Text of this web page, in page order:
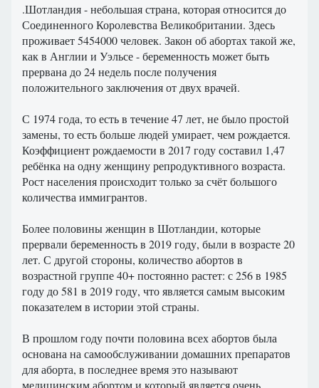
.Шотландия - небольшая страна, которая относится до
Соединенного Королевства Великобритании. Здесь
проживает 5454000 человек. Закон об абортах такой же,
как в Англии и Уэльсе - беременность может быть
прервана до 24 недель после получения
положительного заключения от двух врачей.
С 1974 года, то есть в течение 47 лет, не было простой
замены, то есть больше людей умирает, чем рождается.
Коэффициент рождаемости в 2017 году составил 1,47
ребёнка на одну женщину репродуктивного возраста.
Рост населения происходит только за счёт большого
количества иммигрантов.
Более половины женщин в Шотландии, которые
прервали беременность в 2019 году, были в возрасте 20
лет. С другой стороны, количество абортов в
возрастной группе 40+ постоянно растет: с 256 в 1985
году до 581 в 2019 году, что является самым высоким
показателем в истории этой страны.
В прошлом году почти половина всех абортов была
основана на самообслуживании домашних препаратов
для аборта, в последнее время это называют
медицинским абортом и который является очень